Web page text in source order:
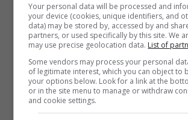
Articoli recentiDa Gioco a Tragedia:
Chiede 176 Milioni per
Swatting Durante Partita
di Rust
Abbandona Pongo, il suo
Your personal data will be processed and
your device (cookies, unique identifiers, and
data) may be stored by, accessed by and
partners, or used specifically by this site. We
may use precise geolocation data. List of
Some vendors may process your personal
of legitimate interest, which you can object to
your options below. Look for a link at the
or in the site menu to manage or withdraw
and cookie settings.